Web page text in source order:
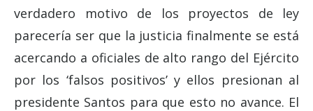
verdadero motivo de los proyectos de ley
parecería ser que la justicia finalmente se está
acercando a oficiales de alto rango del Ejército
por los ‘falsos positivos’ y ellos presionan al
presidente Santos para que esto no avance. El